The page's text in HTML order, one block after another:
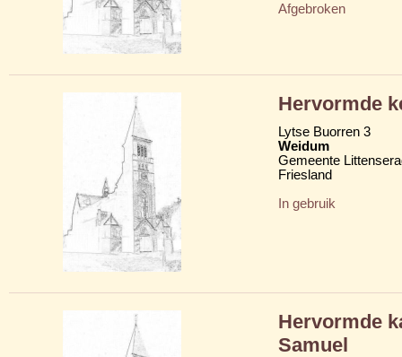
Afgebroken
Hervormde
Lytse Buorren 3
Weidum
Gemeente
Friesland
In gebruik
Hervormde
Samuel